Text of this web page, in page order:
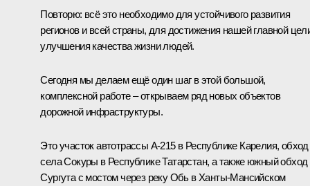
Повторю: всё это необходимо для устойчивого развития
регионов и всей страны, для достижения нашей главной
улучшения качества жизни людей.
Сегодня мы делаем ещё один шаг в этой большой,
комплексной работе – открываем ряд новых объектов
дорожной инфраструктуры.
Это участок автотрассы А-215 в Республике Карелия, обход
села Сокуры в Республике Татарстан, а также южный обход
Сургута с мостом через реку Обь в Ханты-Мансийском